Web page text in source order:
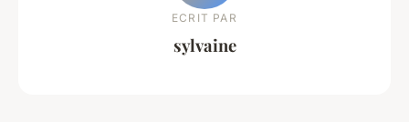
ECRIT PAR
sylvaine